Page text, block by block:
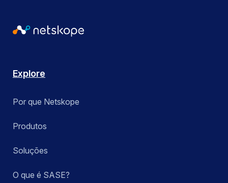
Explore
Por que Netskope
Produtos
Soluções
O que é SASE?